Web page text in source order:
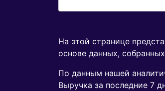
На этой странице
основе данных,
По данным нашей
Выручка за последние 7